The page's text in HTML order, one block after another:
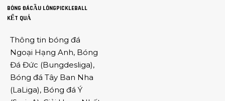
BÓNG ĐÁCẦU LÔNGPICKLEBALL
KẾT QUẢ
Thông tin bóng đá
Ngoại Hạng Anh, Bóng
Đá Đức (Bungdesliga),
Bóng đá Tây Ban Nha
(LaLiga), Bóng đá Ý